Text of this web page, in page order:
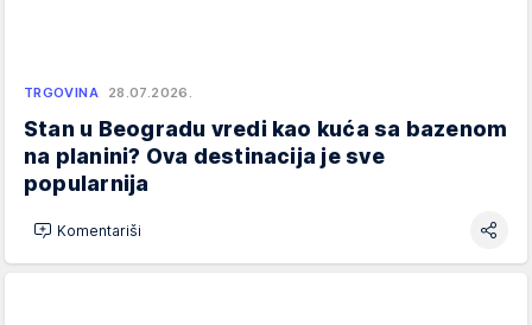
TRGOVINA 28.07.2026.
Stan u Beogradu vredi kao kuća sa bazenom
na planini? Ova destinacija je sve
popularnija
Komentariši